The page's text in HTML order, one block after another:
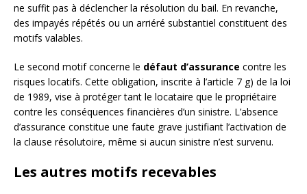
ne suffit pas à déclencher la résolution du bail. En revanche,
des impayés répétés ou un arriéré substantiel constituent des
motifs valables.
Le second motif concerne le défaut d’assurance contre les
risques locatifs. Cette obligation, inscrite à l’article 7 g) de la loi
de 1989, vise à protéger tant le locataire que le propriétaire
contre les conséquences financières d’un sinistre. L’absence
d’assurance constitue une faute grave justifiant l’activation de
la clause résolutoire, même si aucun sinistre n’est survenu.
Les autres motifs recevables